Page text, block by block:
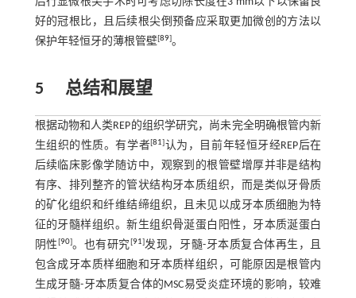
好的冠根比，且后续根尖倒预备应采取更加微创的方法以
保护年轻恒牙的薄根管壁[89]。
5 总结和展望
根据动物和人类REP的组织学研究，尚未完全明确根管内新
生组织的性质。有学者[81]认为，目前年轻恒牙经REP后在
后续临床影像学随访中，观察到的根管壁增厚并非是结构
有序、排列整齐的管状结构牙本质组织，而是类似牙骨质
的矿化组织和纤维结缔组织，且未见以成牙本质细胞为特
征的牙髓样组织。新生组织骨涎蛋白阳性，牙本质涎蛋白
阴性[90]。也有研究[91]发现，牙髓-牙本质复合体再生，且
包含成牙本质样细胞和牙本质样组织，可能原因是根管内
生成牙髓-牙本质复合体的MSC易受炎症环境的影响，较难